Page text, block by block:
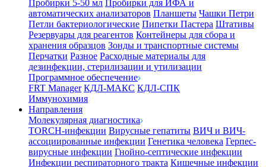
Пробирки 5-50 мл Пробирки для ИФА и
автоматических анализаторов Планшеты Чашки Петри
Петли бактериологические Пипетки Пастера Штативы
Резервуары для реагентов Контейнеры для сбора и
хранения образцов Зонды и транспортные системы
Перчатки Разное Расходные материалы для
дезинфекции, стерилизации и утилизации
Программное обеспечение
FRT Manager КДЛ-МАКС КДЛ-СПК
Иммунохимия
Направления
Молекулярная диагностика
TORCH-инфекции Вирусные гепатиты ВИЧ и ВИЧ-
ассоциированные инфекции Генетика человека Герпес-
вирусные инфекции Гнойно-септические инфекции
Инфекции респираторного тракта Кишечные инфекции